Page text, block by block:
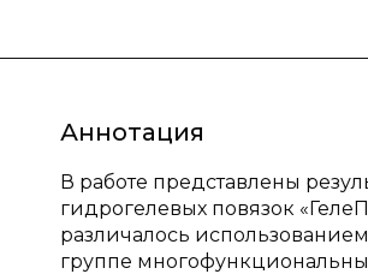
Аннотация
В работе представлены
гидрогелевых повязок
различалось
группе